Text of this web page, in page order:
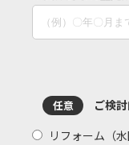
任意
ご検
リフォーム（